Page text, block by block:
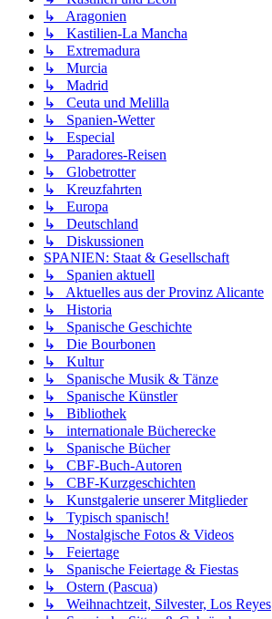
↳ Aragonien
↳ Kastilien-La Mancha
↳ Extremadura
↳ Murcia
↳ Madrid
↳ Ceuta und Melilla
↳ Spanien-Wetter
↳ Especial
↳ Paradores-Reisen
↳ Globetrotter
↳ Kreuzfahrten
↳ Europa
↳ Deutschland
↳ Diskussionen
SPANIEN: Staat & Gesellschaft
↳ Spanien aktuell
↳ Aktuelles aus der Provinz Alicante
↳ Historia
↳ Spanische Geschichte
↳ Die Bourbonen
↳ Kultur
↳ Spanische Musik & Tänze
↳ Spanische Künstler
↳ Bibliothek
↳ internationale Bücherecke
↳ Spanische Bücher
↳ CBF-Buch-Autoren
↳ CBF-Kurzgeschichten
↳ Kunstgalerie unserer Mitglieder
↳ Typisch spanisch!
↳ Nostalgische Fotos & Videos
↳ Feiertage
↳ Spanische Feiertage & Fiestas
↳ Ostern (Pascua)
↳ Weihnachtzeit, Silvester, Los Reyes